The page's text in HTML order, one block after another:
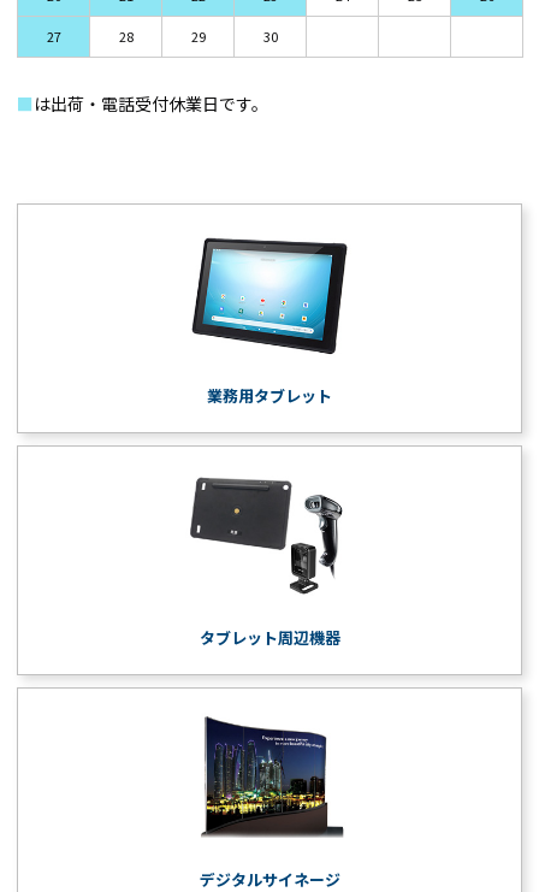
27 28 29 30
■ は出荷・電話受付休業日です。
業務用タブレット
タブレット周辺機器
デジタルサイネージ